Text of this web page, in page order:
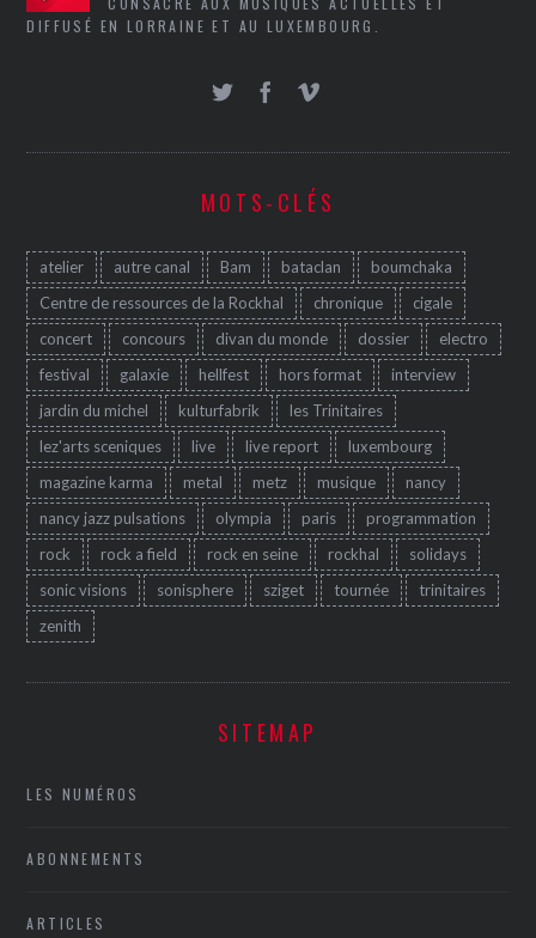
DIFFUSÉ EN LORRAINE ET AU LUXEMBOURG.
MOTS-CLÉS
atelier autre canal Bam bataclan
boumchaka
Centre de ressources de la Rockhal
chronique
cigale
concert
concours divan du monde dossier
electro
festival
galaxie hellfest hors format
interview
jardin du michel
kulturfabrik
les Trinitaires
lez'arts sceniques
live live report
luxembourg
magazine karma
metal metz musique
nancy
nancy jazz pulsations
olympia paris
programmation
rock
rock a field rock en seine rockhal
solidays
sonic visions
sonisphere sziget tournée
trinitaires
zenith
SITEMAP
LES NUMÉROS
ABONNEMENTS
ARTICLES